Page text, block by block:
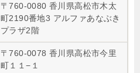
〒760-0080 香川県高松市木太
町2190番地3 アルファあなぶき
プラザ2階
〒760-0078 香川県高松市今里
町１１−１